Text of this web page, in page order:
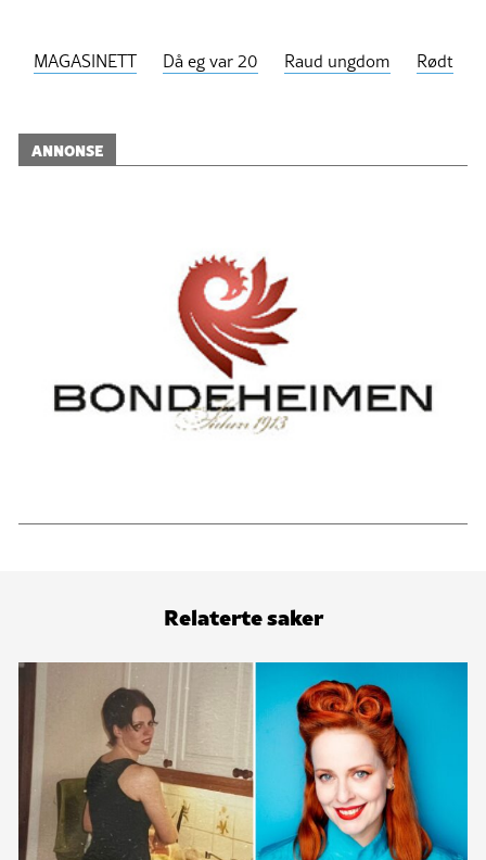
MAGASINETT Då eg var 20 Raud ungdom Rødt
ANNONSE
Relaterte saker